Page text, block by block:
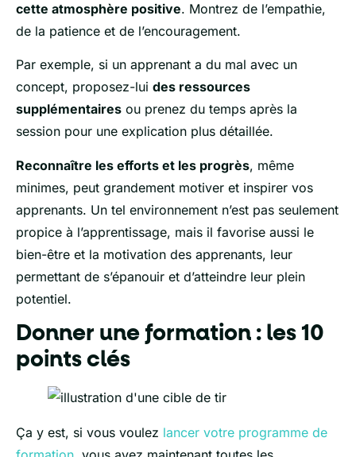
cette atmosphère positive. Montrez de l’empathie,
de la patience et de l’encouragement.
Par exemple, si un apprenant a du mal avec un
concept, proposez-lui des ressources
supplémentaires ou prenez du temps après la
session pour une explication plus détaillée.
Reconnaître les efforts et les progrès, même
minimes, peut grandement motiver et inspirer vos
apprenants. Un tel environnement n’est pas seulement
propice à l’apprentissage, mais il favorise aussi le
bien-être et la motivation des apprenants, leur
permettant de s’épanouir et d’atteindre leur plein
potentiel.
Donner une formation : les 10
points clés
Ça y est, si vous voulez lancer votre programme de